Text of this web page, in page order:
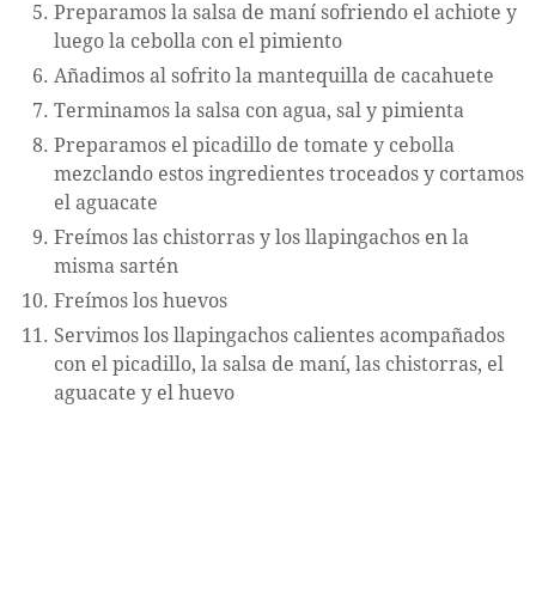
Preparamos la salsa de maní sofriendo el achiote y
luego la cebolla con el pimiento
Añadimos al sofrito la mantequilla de cacahuete
Terminamos la salsa con agua, sal y pimienta
Preparamos el picadillo de tomate y cebolla
mezclando estos ingredientes troceados y cortamos
el aguacate
Freímos las chistorras y los llapingachos en la
misma sartén
Freímos los huevos
Servimos los llapingachos calientes acompañados
con el picadillo, la salsa de maní, las chistorras, el
aguacate y el huevo